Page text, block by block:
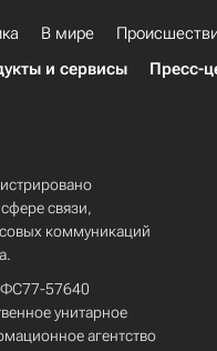
В мире
и сервисы Пресс-
связи,
коммуникаций
ФС77-57640
унитарное
агентство